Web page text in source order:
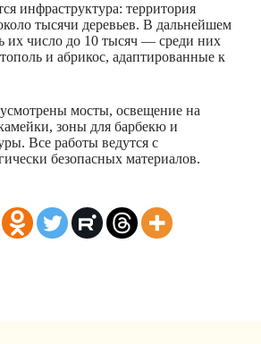
инфраструктура: территория
тысячи деревьев. В дальнейшем
их число до 10 тысяч — среди них
и абрикос, адаптированные к
мосты, освещение на
зоны для барбекю и
Все работы ведутся с
безопасных материалов.